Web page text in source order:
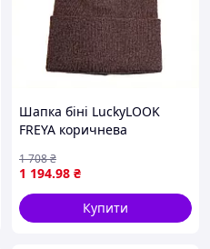
Шапка біні LuckyLOOK
FREYA коричнева
1 194.98 ₴
1 708₴
Купити